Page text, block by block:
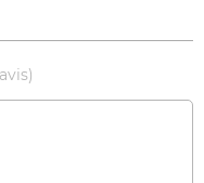
avis)